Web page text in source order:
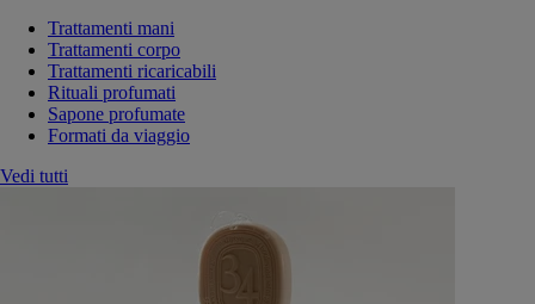
Trattamenti mani
Trattamenti corpo
Trattamenti ricaricabili
Rituali profumati
Sapone profumate
Formati da viaggio
Vedi tutti